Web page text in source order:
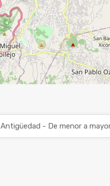
Antigüedad - De menor a